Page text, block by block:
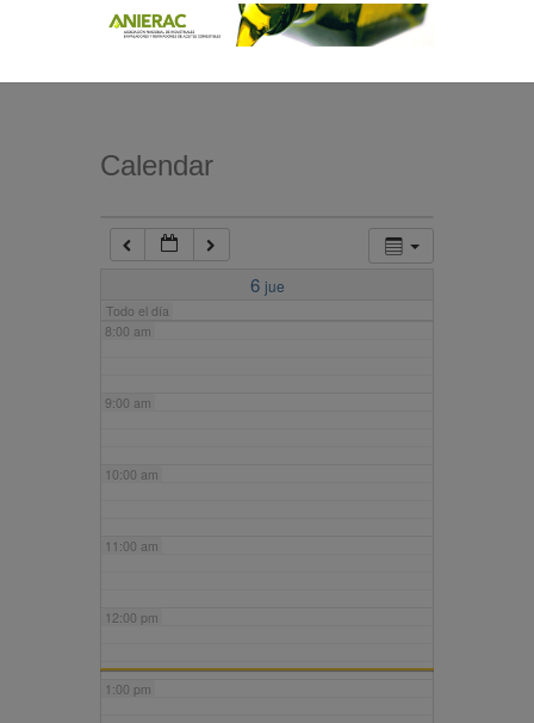
Calendar
6 jue
Todo el día
7:00 am
8:00 am
9:00 am
10:00 am
11:00 am
12:00 pm
1:00 pm